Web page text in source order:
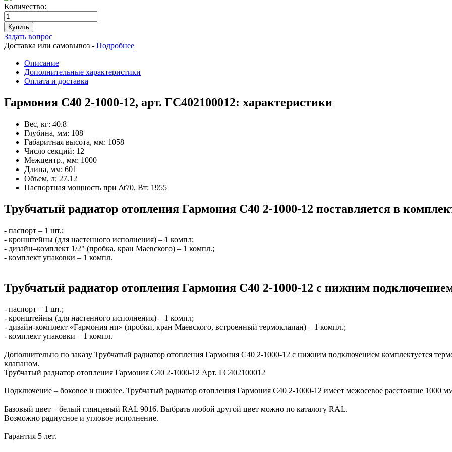
Количество:
Купить
Задать вопрос
Доставка или самовывоз - Подробнее
Описание
Дополнительные характеристики
Оплата и доставка
Гармония С40 2-1000-12, арт. ГС402100012: характеристики
Вес, кг: 40.8
Глубина, мм: 108
Габаритная высота, мм: 1058
Число секций: 12
Межцентр., мм: 1000
Длина, мм: 601
Объем, л: 27.12
Паспортная мощность при Δt70, Вт: 1955
Трубчатый радиатор отопления Гармония С40 2-1000-12 поставляется в
- паспорт – 1 шт.;
- кронштейны (для настенного исполнения) – 1 компл;
- дизайн–комплект 1/2" (пробка, кран Маевского) – 1 компл.;
- комплект упаковки – 1 компл.
Трубчатый радиатор отопления Гармония С40 2-1000-12 с нижним
- паспорт – 1 шт.;
- кронштейны (для настенного исполнения) – 1 компл;
- дизайн-комплект «Гармония нп» (пробки, кран Маевского, встроенный термоклапан) – 1 компл.;
- комплект упаковки – 1 компл.
Дополнительно по заказу Трубчатый радиатор отопления Гармония С40 2-1000-12 с нижним подключением комплектуется
клапаном.
Трубчатый радиатор отопления Гармония С40 2-1000-12 Арт. ГС402100012
Подключение – боковое и нижнее. Трубчатый радиатор отопления Гармония С40 2-1000-12 имеет межосевое расстояние 1000
Базовый цвет – белый глянцевый RAL 9016. Выбрать любой другой цвет можно по каталогу RAL.
Возможно радиусное и угловое исполнение.
Гарантия 5 лет.